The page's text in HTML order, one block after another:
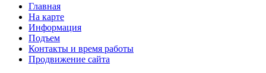
Главная
На карте
Информация
Подъем
Контакты и время работы
Продвижение сайта